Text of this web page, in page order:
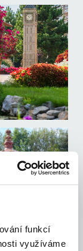
funkcí
využíváme